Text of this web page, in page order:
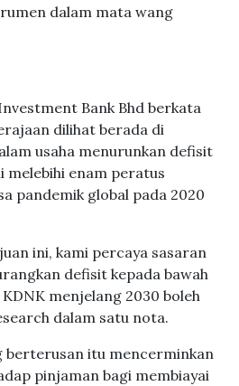
dalam mata wang
Bank Bhd berkata
dilihat berada di
usaha menurunkan defisit
melebihi enam peratus
pandemik global pada 2020
ini, kami percaya sasaran
defisit kepada bawah
menjelang 2030 boleh
dalam satu nota.
berterusan itu mencerminkan
pinjaman bagi membiayai